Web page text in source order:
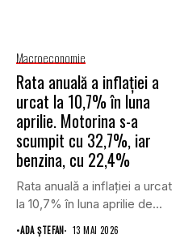
Macroeconomie
Rata anuală a inflației a
urcat la 10,7% în luna
aprilie. Motorina s-a
scumpit cu 32,7%, iar
benzina, cu 22,4%
Rata anuală a inflației a urcat
la 10,7% în luna aprilie de...
•ADA ȘTEFAN 13 MAI 2026